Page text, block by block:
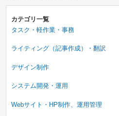
カテゴリ一覧
タスク・軽作業・事務
ライティング（記事作成）・翻訳
デザイン制作
システム開発・運用
Webサイト・HP制作、運用管理